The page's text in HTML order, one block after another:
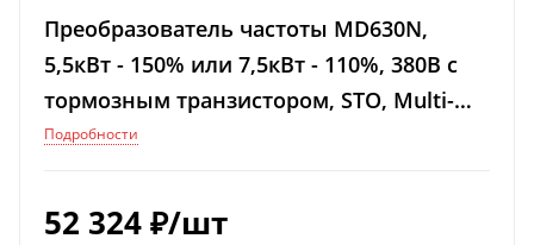
Преобразователь частоты MD630N,
5,5кВт - 150% или 7,5кВт - 110%, 380В с
тормозным транзистором, STO, Multi-
Ethernet
Подробности
52 324₽/шт